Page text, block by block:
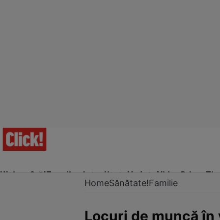
Ultima Oră!Trending Actualitate Vedete Video Prime Time
HomeSănătate!Familie
Locuri de muncă în